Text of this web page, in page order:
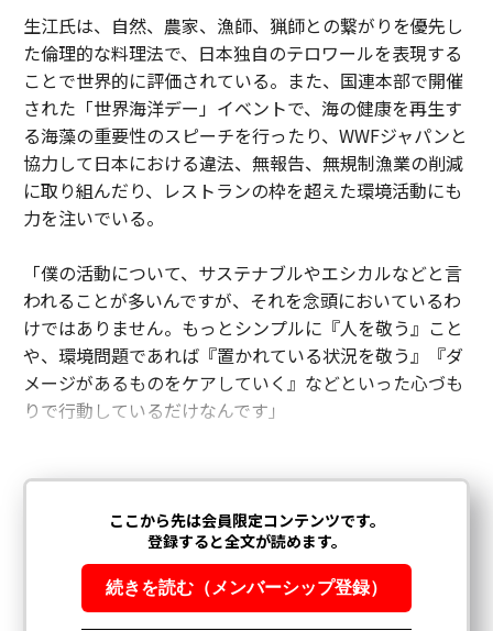
生江氏は、自然、農家、漁師、猟師との繋がりを優先し
た倫理的な料理法で、日本独自のテロワールを表現する
ことで世界的に評価されている。また、国連本部で開催
された「世界海洋デー」イベントで、海の健康を再生す
る海藻の重要性のスピーチを行ったり、WWFジャパンと
協力して日本における違法、無報告、無規制漁業の削減
に取り組んだり、レストランの枠を超えた環境活動にも
力を注いでいる。
「僕の活動について、サステナブルやエシカルなどと言
われることが多いんですが、それを念頭においているわ
けではありません。もっとシンプルに『人を敬う』こと
や、環境問題であれば『置かれている状況を敬う』『ダ
メージがあるものをケアしていく』などといった心づも
りで行動しているだけなんです」